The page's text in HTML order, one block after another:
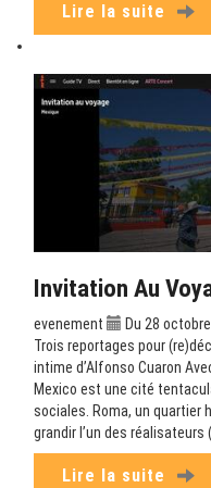
Lire la suite
Invitation Au
evenement
Du 28
Trois reportages pour
intime d’Alfonso Cuaron
Mexico est une cité
sociales. Roma, un quartier
grandir l’un des réalisateurs
Lire la suite